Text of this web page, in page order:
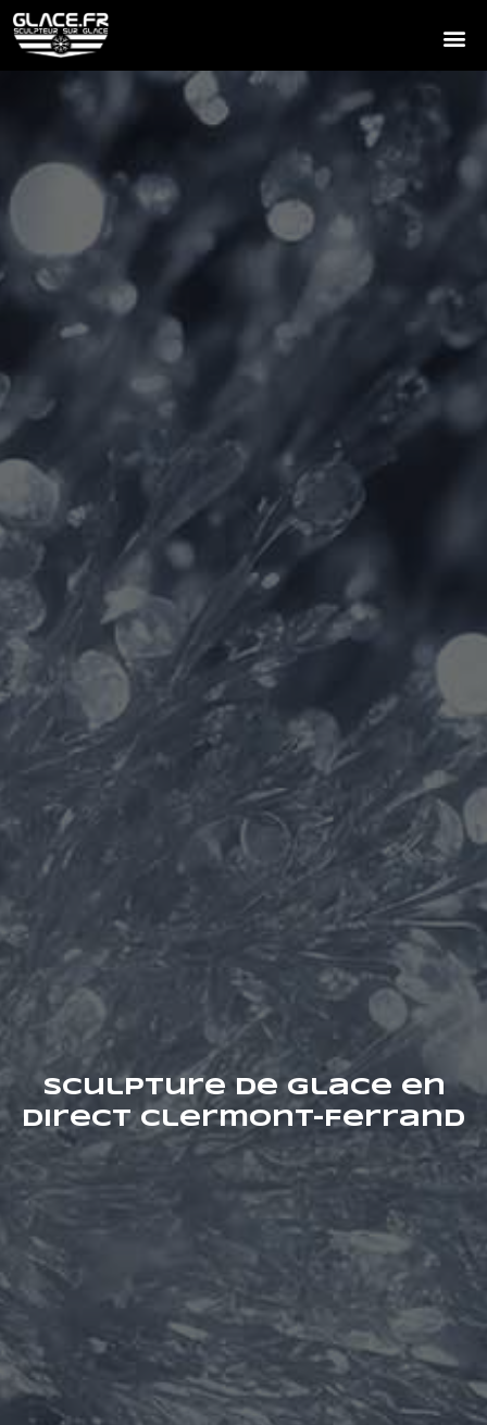
Sculpture de Glace en
Direct Clermont-Ferrand